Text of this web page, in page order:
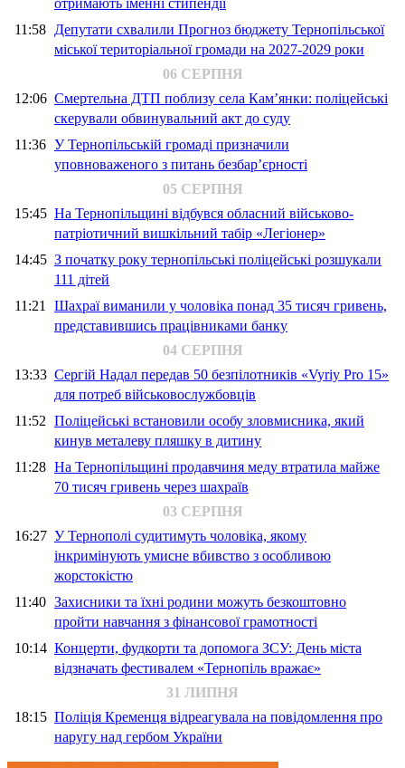
отримають іменні стипендії
11:58 Депутати схвалили Прогноз бюджету Тернопільської
міської територіальної громади на 2027-2029 роки
06 СЕРПНЯ
12:06 Смертельна ДТП поблизу села Кам’янки: поліцейські
скерували обвинувальний акт до суду
11:36 У Тернопільській громаді призначили
уповноваженого з питань безбар’єрності
05 СЕРПНЯ
15:45 На Тернопільщині відбувся обласний військово-
патріотичний вишкільний табір «Легіонер»
14:45 З початку року тернопільські поліцейські розшукали
111 дітей
11:21 Шахраї виманили у чоловіка понад 35 тисяч гривень,
представившись працівниками банку
04 СЕРПНЯ
13:33 Сергій Надал передав 50 безпілотників «Vyriy Pro 15»
для потреб військовослужбовців
11:52 Поліцейські встановили особу зловмисника, який
кинув металеву пляшку в дитину
11:28 На Тернопільщині продавчиня меду втратила майже
70 тисяч гривень через шахраїв
03 СЕРПНЯ
16:27 У Тернополі судитимуть чоловіка, якому
інкримінують умисне вбивство з особливою
жорстокістю
11:40 Захисники та їхні родини можуть безкоштовно
пройти навчання з фінансової грамотності
10:14 Концерти, фудкорти та допомога ЗСУ: День міста
відзначать фестивалем «Тернопіль вражає»
31 ЛИПНЯ
18:15 Поліція Кременця відреагувала на повідомлення про
наругу над гербом України